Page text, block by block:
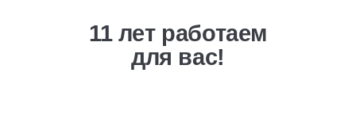
11 лет работаем
для вас!